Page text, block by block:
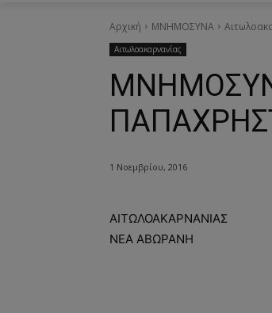
Αρχική ΜΝΗΜΟΣΥΝΑ
Αιτωλοακαρνανίας
1 Νοεμβρίου, 2016
ΑΙΤΩΛΟΑΚΑΡΝΑΝΙΑΣ
ΝΕΑ ΑΒΩΡΑΝΗ